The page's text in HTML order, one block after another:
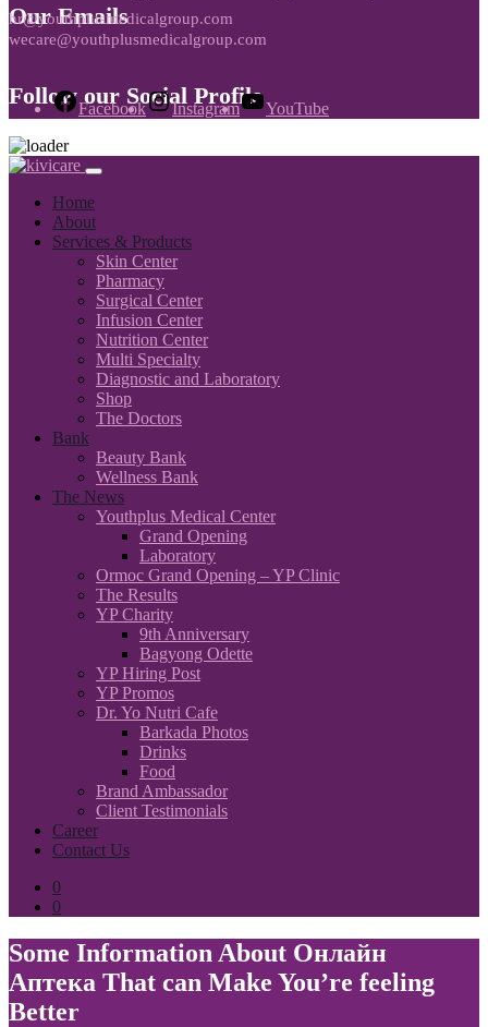
Our Emails
hr@youthplusmedicalgroup.com
wecare@youthplusmedicalgroup.com
Follow our Social Profile
Facebook Instagram YouTube
Home
About
Services & Products
Skin Center
Pharmacy
Surgical Center
Infusion Center
Nutrition Center
Multi Specialty
Diagnostic and Laboratory
Shop
The Doctors
Bank
Beauty Bank
Wellness Bank
The News
Youthplus Medical Center
Grand Opening
Laboratory
Ormoc Grand Opening – YP Clinic
The Results
YP Charity
9th Anniversary
Bagyong Odette
YP Hiring Post
YP Promos
Dr. Yo Nutri Cafe
Barkada Photos
Drinks
Food
Brand Ambassador
Client Testimonials
Career
Contact Us
0
0
Some Information About Онлайн
Аптека That can Make You’re feeling
Better